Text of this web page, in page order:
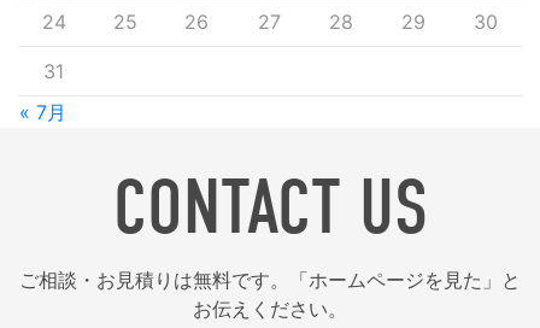
« 7月
24 25 26 27 28 29 30
31
CONTACT US
ご相談・お見積りは無料です。「ホームページを見た」と
お伝えください。